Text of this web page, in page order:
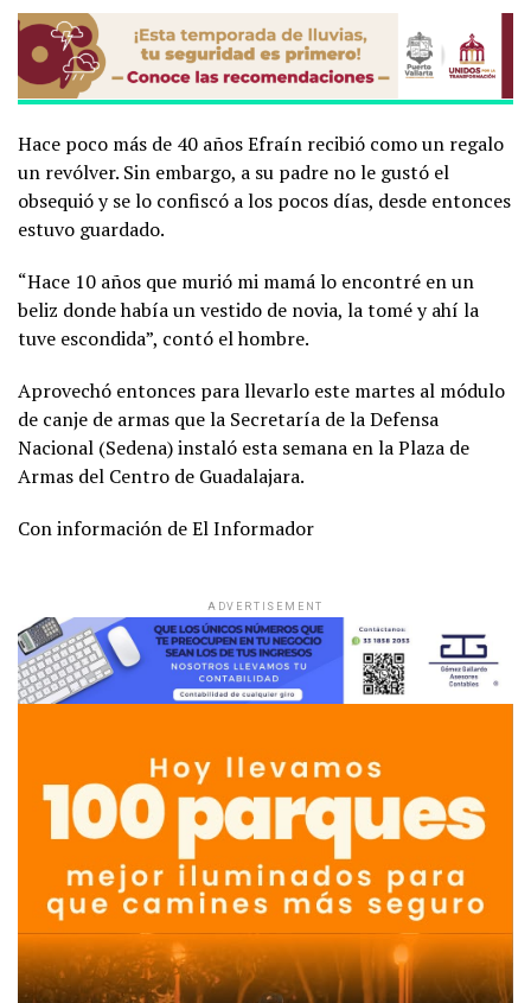
Hace poco más de 40 años Efraín recibió como un regalo
un revólver. Sin embargo, a su padre no le gustó el
obsequió y se lo confiscó a los pocos días, desde entonces
estuvo guardado.
“Hace 10 años que murió mi mamá lo encontré en un
beliz donde había un vestido de novia, la tomé y ahí la
tuve escondida”, contó el hombre.
Aprovechó entonces para llevarlo este martes al módulo
de canje de armas que la Secretaría de la Defensa
Nacional (Sedena) instaló esta semana en la Plaza de
Armas del Centro de Guadalajara.
Con información de El Informador
ADVERTISEMENT